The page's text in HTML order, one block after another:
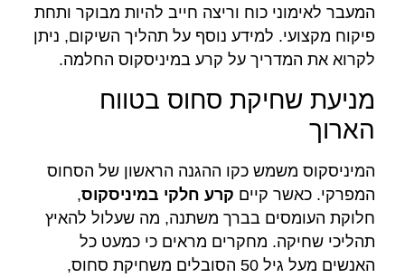
המעבר לאימוני כוח וריצה חייב להיות מבוקר ותחת
פיקוח מקצועי. למידע נוסף על תהליך השיקום, ניתן
לקרוא את המדריך על קרע במיניסקוס החלמה.
מניעת שחיקת סחוס בטווח
הארוך
המיניסקוס משמש כקו ההגנה הראשון של הסחוס
המפרקי. כאשר קיים קרע חלקי במיניסקוס,
חלוקת העומסים בברך משתנה, מה שעלול להאיץ
תהליכי שחיקה. מחקרים מראים כי כמעט כל
האנשים מעל גיל 50 הסובלים משחיקת סחוס,